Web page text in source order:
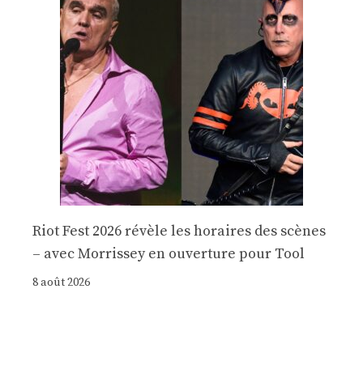
Riot Fest 2026 révèle les horaires des scènes
– avec Morrissey en ouverture pour Tool
8 août 2026